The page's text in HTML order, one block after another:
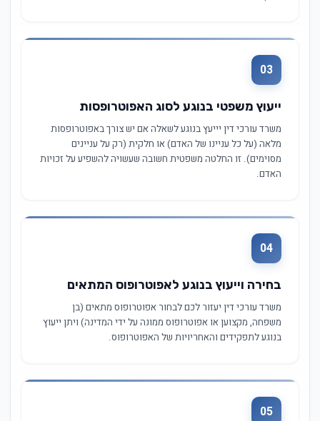
03
ייעוץ משפטי בנוגע לסוג האפוטרופסות
משרד עורכי דין יייעץ בנוגע לשאלה אם יש צורך באפוטרופסות
מלאה (על כל עניינו של האדם) או חלקית (רק על עניינים
מסוימים). זו החלטה משפטית חשובה שעשויה להשפיע על זכויות
האדם.
04
בחירה וייעוץ בנוגע לאפוטרופוס המתאים
משרד עורכי דין יעזור לכם לבחור אפוטרופוס מתאים (בן
משפחה, מקצוען או אפוטרופוס ממונה על ידי המדינה) ויתן ייעוץ
בנוגע לתפקידים והאחריויות של האפוטרופוס.
05